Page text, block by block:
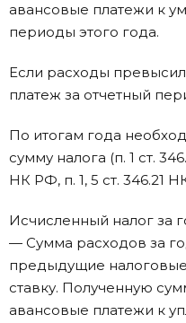
авансовые платежи к
периоды этого года.
Если расходы
платеж за отчетный
По итогам года
сумму налога (п. 1 ст.
НК РФ, п. 1, 5 ст. 346.21
Исчисленный налог за
— Сумма расходов за
предыдущие
ставку. Полученную
авансовые платежи к